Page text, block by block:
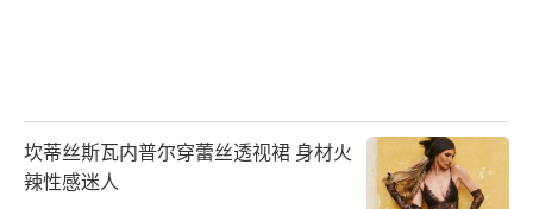
坎蒂丝斯瓦内普尔穿蕾丝透视裙 身材火
辣性感迷人